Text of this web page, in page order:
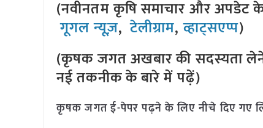
(नवीनतम कृषि समाचार और
गूगल न्यूज़,टेलीग्राम,व्हाट्सएप्प)
(कृषक जगत अखबार की सदस्यता
नई तकनीक के बारे में पढ़ें)
कृषक जगत ई-पेपर पढ़ने के लिए नीचे दिए गए